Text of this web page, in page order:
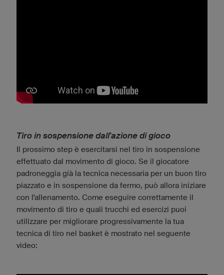
Tiro in sospensione dall'azione di gioco
Il prossimo step è esercitarsi nel tiro in sospensione
effettuato dal movimento di gioco. Se il giocatore
padroneggia già la tecnica necessaria per un buon tiro
piazzato e in sospensione da fermo, può allora iniziare
con l'allenamento. Come eseguire correttamente il
movimento di tiro e quali trucchi ed esercizi puoi
utilizzare per migliorare progressivamente la tua
tecnica di tiro nel basket è mostrato nel seguente
video: